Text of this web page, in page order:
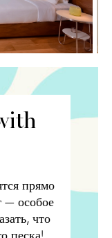
прямо
— особое
что
песка!